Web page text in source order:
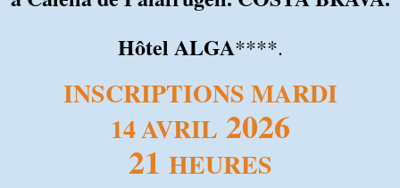
Hôtel ALGA****.
INSCRIPTIONS MARDI
14AVRIL 2026
21 HEURES